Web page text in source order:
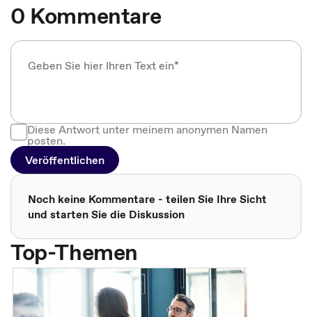
0 Kommentare
Diese Antwort unter meinem anonymen Namen
posten.
Veröffentlichen
Noch keine Kommentare - teilen Sie Ihre Sicht
und starten Sie die Diskussion
Top-Themen